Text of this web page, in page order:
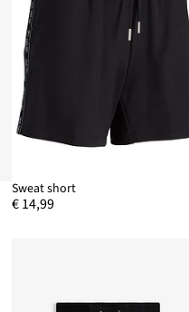
Sweat short
€ 14,99